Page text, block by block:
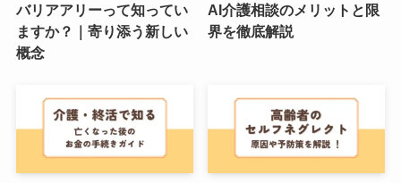
バリアアリーって知ってい
ますか？｜寄り添う新しい
概念
AI介護相談のメリットと限
界を徹底解説